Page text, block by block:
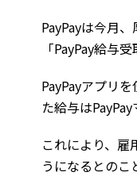
PayPayは今月
「PayPay給与
PayPayアプリ
た給与は
これにより、雇
うになるとのこ